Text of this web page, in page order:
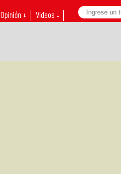
Opinión ↓ Videos ↓